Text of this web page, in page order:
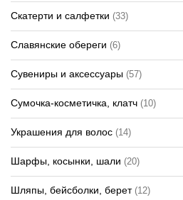
Скатерти и салфетки (33)
Славянские обереги (6)
Сувениры и аксессуары (57)
Сумочка-косметичка, клатч (10)
Украшения для волос (14)
Шарфы, косынки, шали (20)
Шляпы, бейсболки, берет(12)